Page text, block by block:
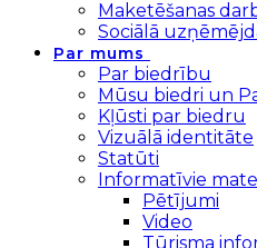
Maketēšanas
Sociālā
Par mums
Par biedrību
Mūsu biedri un
Kļūsti par biedru
Vizuālā identitāte
Statūti
Informatīvie
Pētījumi
Video
Tūrisma